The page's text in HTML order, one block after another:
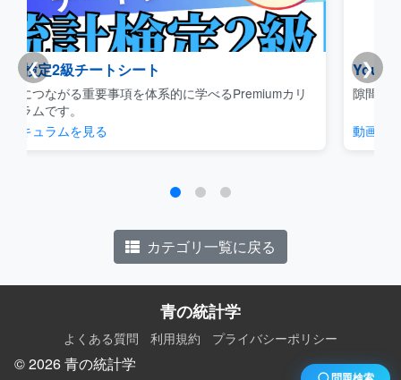
❮ ❯
カリ
Youtube|聞き流しデータサイエンス
隙間時間に概念をサクッと理解できるコンテンツです。
動画を見る
カテゴリ一覧に戻る
青の統計学
よくある質問 利用規約 プライバシーポリシー
© 2026 青の統計学